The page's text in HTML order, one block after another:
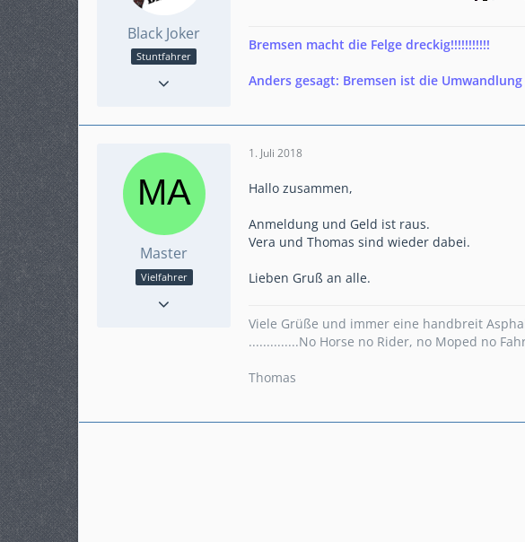
Black Joker
Stuntfahrer
BMW R1200GS ADV
Bremsen macht die Felge dreckig!!!!!!!!!!!
Anders gesagt: Bremsen ist die
Master
Vielfahrer
1. Juli 2018
Hallo zusammen,
Anmeldung und Geld ist raus.
Vera und Thomas sind wieder dabei.
Lieben Gruß an alle.
Viele Grüße und immer eine handbreit
..............No Horse no Rider, no Moped no
Thomas